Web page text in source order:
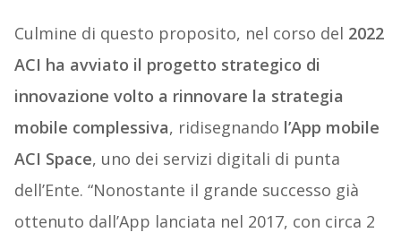
Culmine di questo proposito, nel corso del 2022
ACI ha avviato il progetto strategico di
innovazione volto a rinnovare la strategia
mobile complessiva, ridisegnando l’App mobile
ACI Space, uno dei servizi digitali di punta
dell’Ente. “Nonostante il grande successo già
ottenuto dall’App lanciata nel 2017, con circa 2